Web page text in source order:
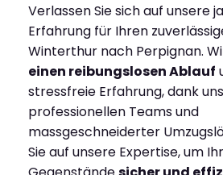
Verlassen Sie sich auf unsere
Erfahrung für Ihren
Winterthur nach Perpignan.
einen reibungslosen Ablauf
stressfreie Erfahrung, dank
professionellen Teams und
massgeschneiderter
Sie auf unsere Expertise, um